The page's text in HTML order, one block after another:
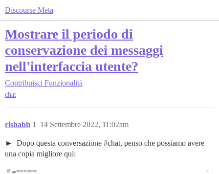
Discourse Meta
Mostrare il periodo di
conservazione dei messaggi
nell'interfaccia utente?
Contribuisci Funzionalità
chat
rishabh 14 Settembre 2022, 11:02am
1
Dopo questa conversazione #chat, penso che possiamo avere
una copia migliore qui: